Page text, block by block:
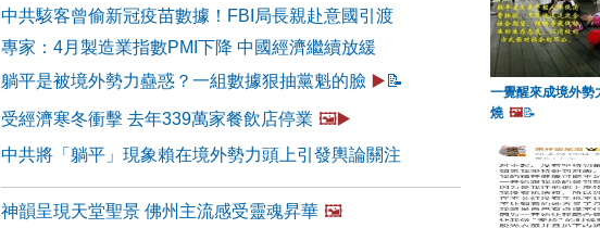
中共駭客曾偷新冠疫苗數據！FBI局長親赴意國引渡
專家：4月製造業指數PMI下降 中國經濟繼續放緩
躺平是被境外勢力蠱惑？一組數據狠抽黨魁的臉 ▶️ 📝
受經濟寒冬衝擊 去年339萬家餐飲店停業 🖼️▶️
中共將「躺平」現象賴在境外勢力頭上引發輿論關注
神韻呈現天堂聖景 佛州主流感受靈魂昇華 🖼️
一覺醒來成境外勢
燒 🖼️📝